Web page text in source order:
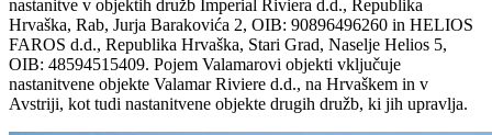
nastanitve v objektih družb Imperial Riviera d.d., Republika
Hrvaška, Rab, Jurja Barakovića 2, OIB: 90896496260 in HELIOS
FAROS d.d., Republika Hrvaška, Stari Grad, Naselje Helios 5,
OIB: 48594515409. Pojem Valamarovi objekti vključuje
nastanitvene objekte Valamar Riviere d.d., na Hrvaškem in v
Avstriji, kot tudi nastanitvene objekte drugih družb, ki jih upravlja.